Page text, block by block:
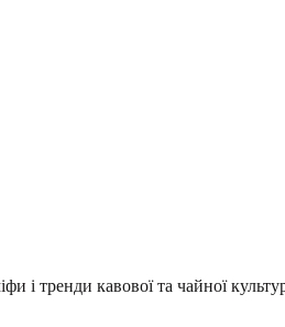
і тренди кавової та чайної